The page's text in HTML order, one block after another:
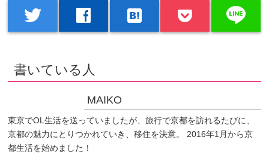
twitter facebook hatenabookmark line
書いている人
MAIKO
東京でOL生活を送っていましたが、旅行で京都を訪れるたびに、
京都の魅力にとりつかれていき、移住を決意。 2016年1月から京
都生活を始めました！